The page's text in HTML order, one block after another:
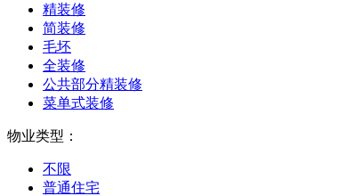
精装修
简装修
毛坯
全装修
公共部分精装修
菜单式装修
物业类型：
不限
普通住宅